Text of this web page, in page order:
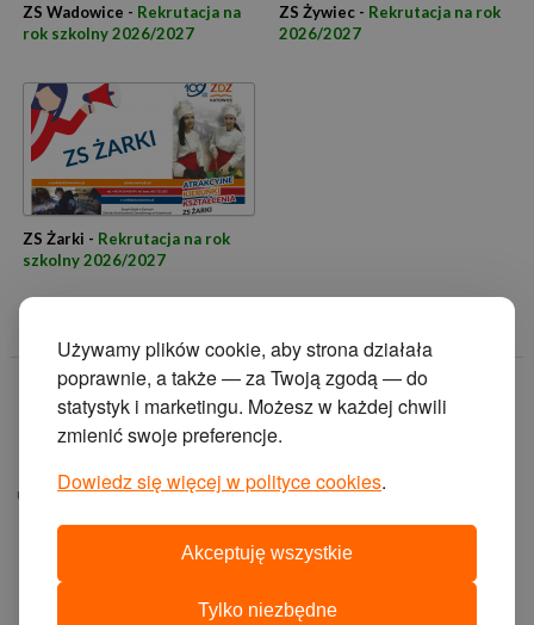
Używamy plików cookie, aby strona działała
poprawnie, a także — za Twoją zgodą — do
statystyk i marketingu. Możesz w każdej chwili
zmienić swoje preferencje.
Dowiedz się więcej w polityce cookies.
Akceptuję wszystkie
Tylko niezbędne
ZS Wadowice - Rekrutacja na
rok szkolny 2026/2027
ZS Żywiec - Rekrutacja na rok
2026/2027
ZS Żarki - Rekrutacja na rok
szkolny 2026/2027
© 2014 Zakład
Doskonalenia
Zawodowego w
ul. Krasińskiego 2, 40-
projekt i wykonanie: